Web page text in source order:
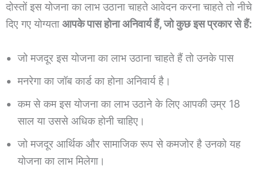
दोस्तों इस योजना का लाभ उठाना चाहते आवेदन करना चाहते तो नीचे
दिए गए योग्यताआपके पास होना अनिवार्य हैं, जो कुछ इस प्रकार से हैं:
जो मजदूर इस योजना का लाभ उठाना चाहते हैं तो उनके पास
मनरेगा का जॉब कार्ड का होना अनिवार्य है।
कम से कम इस योजना का लाभ उठाने के लिए आपकी उम्र 18
साल या उससे अधिक होनी चाहिए।
जो मजदूर आर्थिक और सामाजिक रूप से कमजोर है उनको यह
योजना का लाभ मिलेगा।